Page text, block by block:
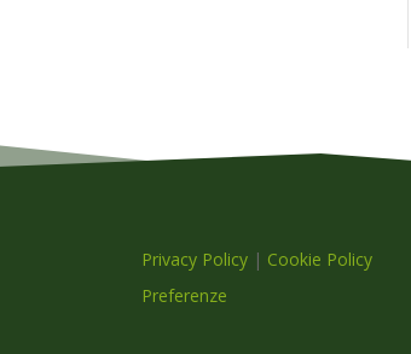
Privacy Policy | Cookie Policy
Preferenze